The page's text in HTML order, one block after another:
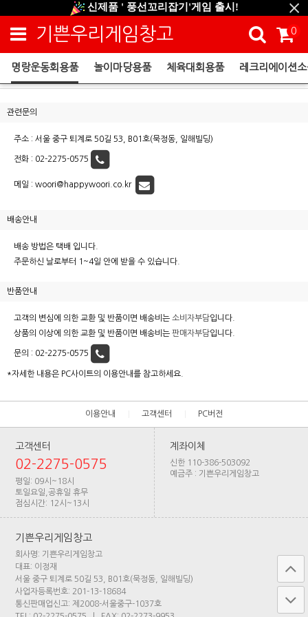
신제품 ' 풍선꼬리잡기'게임 출시!
신규회원 HAPPY EVENT 적립금 5,000원 증정
❤ 신제품 ' 컬링&볼링 ' 출시! ❤
기쁜우리게임창고 0
명랑운동회용품 놀이마당용품 체육대회용품 레크리에이션
관련문의
주소 : 서울 중구 퇴계로 50길 53, B01호(묵정동, 일해빌딩)
전화 : 02-2275-0575
메일 : woori@happywoori.co.kr
배송안내
배송 방법은 택배 입니다.
주문하신 날로부터 1~4일 안에 받을 수 있습니다.
반품안내
고객의 변심에 의한 교환 및 반품이면 배송비는 소비자부담입니다.
상품의 이상에 의한 교환 및 반품이면 배송비는 판매자부담입니다.
문의 : 02-2275-0575
*자세한 내용은 PC사이트의 이용안내를 참고하세요.
이용안내 고객센터 PC버전
고객센터
02-2275-0575
평일: 09시~18시
토일요일,공휴일 휴무
점심시간: 12시~13시
계좌이체
신한 110-386-503092
예금주 : 기쁜우리게임창고
기쁜우리게임창고
회사명: 기쁜우리게임창고
대표: 이정재
서울 중구 퇴계로 50길 53, B01호(묵정동, 일해빌딩)
사업자등록번호: 201-13-18684
통신판매업신고: 제2008-서울중구-1037호